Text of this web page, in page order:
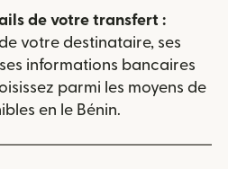
de votre transfert :
votre destinataire, ses
informations bancaires
parmi les moyens de
en le Bénin.